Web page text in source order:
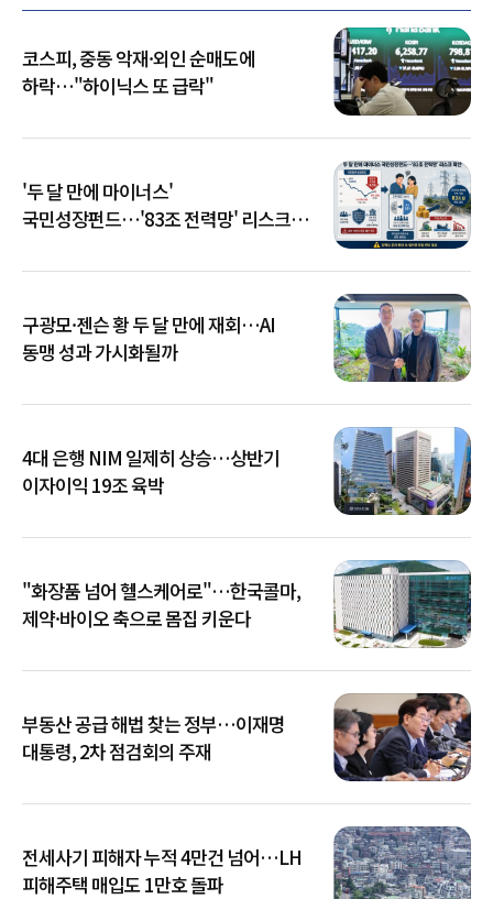
코스피, 중동 악재·외인 순매도에
하락…"하이닉스 또 급락"
'두 달 만에 마이너스'
국민성장펀드…'83조 전력망' 리스크
구광모·젠슨 황 두 달 만에 재회…AI
동맹 성과 가시화될까
4대 은행 NIM 일제히 상승…상반기
이자이익 19조 육박
"화장품 넘어 헬스케어로"…한국콜마,
제약·바이오 축으로 몸집 키운다
부동산 공급 해법 찾는 정부…이재명
대통령, 2차 점검회의 주재
전세사기 피해자 누적 4만건 넘어…LH
피해주택 매입도 1만호 돌파